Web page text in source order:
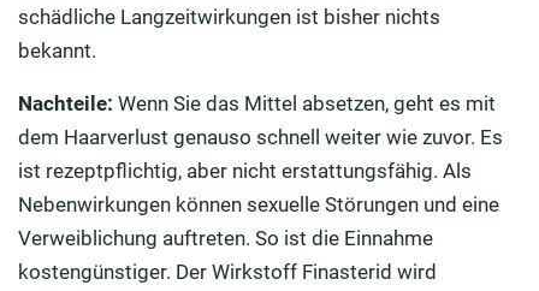
schädliche Langzeitwirkungen ist bisher nichts
bekannt.
Nachteile: Wenn Sie das Mittel absetzen, geht es mit
dem Haarverlust genauso schnell weiter wie zuvor. Es
ist rezeptpflichtig, aber nicht erstattungsfähig. Als
Nebenwirkungen können sexuelle Störungen und eine
Verweiblichung auftreten. So ist die Einnahme
kostengünstiger. Der Wirkstoff Finasterid wird